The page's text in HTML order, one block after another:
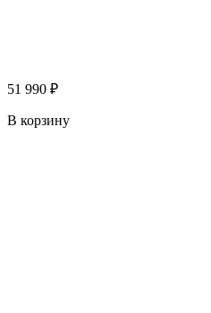
51 990 ₽
В корзину